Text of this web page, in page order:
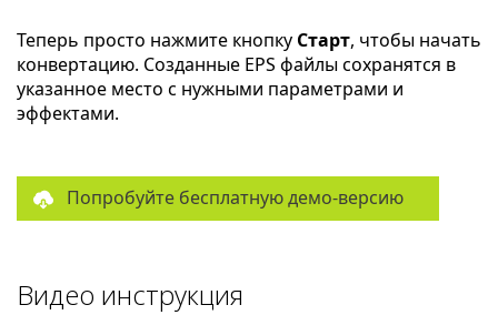
Теперь просто нажмите кнопку Старт, чтобы начать
конвертацию. Созданные EPS файлы сохранятся в
указанное место с нужными параметрами и
эффектами.
Попробуйте бесплатную демо-версию
Видео инструкция